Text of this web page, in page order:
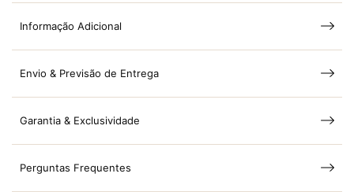
Informação Adicional
Envio & Previsão de Entrega
Garantia & Exclusividade
Perguntas Frequentes